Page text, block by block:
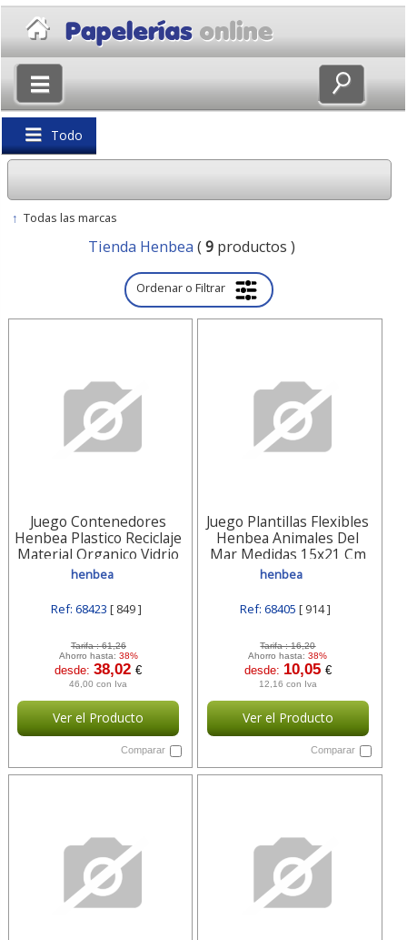
Todo
Volver
↑ Todas las marcas
Tienda Henbea (9productos )
Ordenar o Filtrar
Juego Contenedores
Henbea Plastico Reciclaje
Material Organico Vidrio
Papel 36 Piezas Incluye
henbea
Ref: 68423 [ 849 ]
Tarifa :61,26
Ahorro hasta: 38%
desde:38,02€
46,00 con Iva
Ver el Producto
Comparar
Juego Plantillas Flexibles
Henbea Animales Del
Mar Medidas 15x21 Cm
Set 6 914
henbea
Ref: 68405[ 914 ]
Tarifa :16,20
Ahorro hasta:38%
desde: 10,05 €
12,16 con Iva
Ver el Producto
Comparar